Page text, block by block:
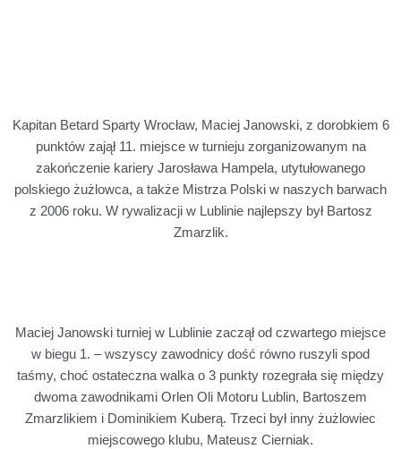
Kapitan Betard Sparty Wrocław, Maciej Janowski, z dorobkiem 6
punktów zajął 11. miejsce w turnieju zorganizowanym na
zakończenie kariery Jarosława Hampela, utytułowanego
polskiego żużlowca, a także Mistrza Polski w naszych barwach
z 2006 roku. W rywalizacji w Lublinie najlepszy był Bartosz
Zmarzlik.
Maciej Janowski turniej w Lublinie zaczął od czwartego miejsce
w biegu 1. – wszyscy zawodnicy dość równo ruszyli spod
taśmy, choć ostateczna walka o 3 punkty rozegrała się między
dwoma zawodnikami Orlen Oli Motoru Lublin, Bartoszem
Zmarzlikiem i Dominikiem Kuberą. Trzeci był inny żużlowiec
miejscowego klubu, Mateusz Cierniak.